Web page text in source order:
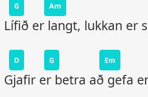
G Am
Lífið er langt, lukkan er
D G Em
Gjafir er betra að gefa